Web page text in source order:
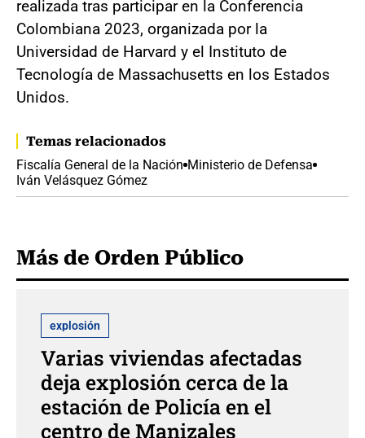
realizada tras participar en la Conferencia
Colombiana 2023, organizada por la
Universidad de Harvard y el Instituto de
Tecnología de Massachusetts en los Estados
Unidos.
Temas relacionados
Fiscalía General de la Nación Ministerio de Defensa
Iván Velásquez Gómez
Más de Orden Público
explosión
Varias viviendas afectadas
deja explosión cerca de la
estación de Policía en el
centro de Manizales